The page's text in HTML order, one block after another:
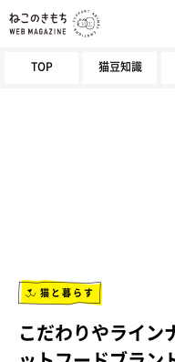
TOP 猫豆知識
猫と暮らす
こだわりやライン